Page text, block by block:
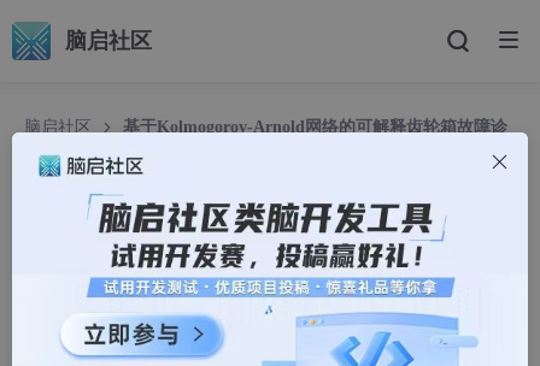
脑启社区
脑启社区
基于Kolmogorov-Arnold网络的可解释齿轮箱故障诊
基于Kolmogorov-Arnold网络的可解释齿轮箱故障
诊断和特征剪枝验证（PyTorch）
哥廷根数学学派2023
1034人浏览 · 2026-03-23 15:03:27